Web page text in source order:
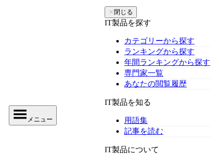
メニュー
✕ 閉じる
IT製品を探す
カテゴリーから探す
ランキングから探す
年間ランキングから探す
専門家一覧
あなたの閲覧履歴
IT製品を知る
用語集
記事を読む
IT製品について